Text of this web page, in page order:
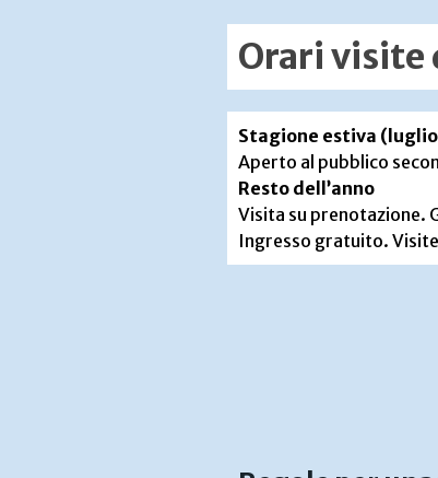
Orari visite
Stagione estiva
Aperto al pubblico
Resto dell’anno
Visita su prenotazione.
Ingresso gratuito.